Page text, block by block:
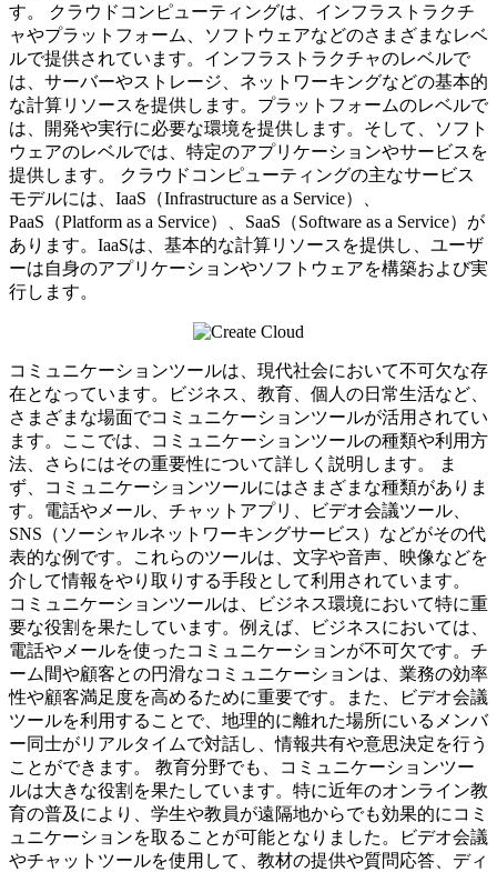
す。 クラウドコンピューティングは、インフラストラクチ
ャやプラットフォーム、ソフトウェアなどのさまざまなレベ
ルで提供されています。インフラストラクチャのレベルで
は、サーバーやストレージ、ネットワーキングなどの基本的
な計算リソースを提供します。プラットフォームのレベルで
は、開発や実行に必要な環境を提供します。そして、ソフト
ウェアのレベルでは、特定のアプリケーションやサービスを
提供します。 クラウドコンピューティングの主なサービス
モデルには、IaaS（Infrastructure as a Service）、
PaaS（Platform as a Service）、SaaS（Software as a Service）が
あります。IaaSは、基本的な計算リソースを提供し、ユーザ
ーは自身のアプリケーションやソフトウェアを構築および実
行します。
コミュニケーションツールは、現代社会において不可欠な存
在となっています。ビジネス、教育、個人の日常生活など、
さまざまな場面でコミュニケーションツールが活用されてい
ます。ここでは、コミュニケーションツールの種類や利用方
法、さらにはその重要性について詳しく説明します。 ま
ず、コミュニケーションツールにはさまざまな種類がありま
す。電話やメール、チャットアプリ、ビデオ会議ツール、
SNS（ソーシャルネットワーキングサービス）などがその代
表的な例です。これらのツールは、文字や音声、映像などを
介して情報をやり取りする手段として利用されています。
コミュニケーションツールは、ビジネス環境において特に重
要な役割を果たしています。例えば、ビジネスにおいては、
電話やメールを使ったコミュニケーションが不可欠です。チ
ーム間や顧客との円滑なコミュニケーションは、業務の効率
性や顧客満足度を高めるために重要です。また、ビデオ会議
ツールを利用することで、地理的に離れた場所にいるメンバ
ー同士がリアルタイムで対話し、情報共有や意思決定を行う
ことができます。 教育分野でも、コミュニケーションツー
ルは大きな役割を果たしています。特に近年のオンライン教
育の普及により、学生や教員が遠隔地からでも効果的にコミ
ュニケーションを取ることが可能となりました。ビデオ会議
やチャットツールを使用して、教材の提供や質問応答、ディ